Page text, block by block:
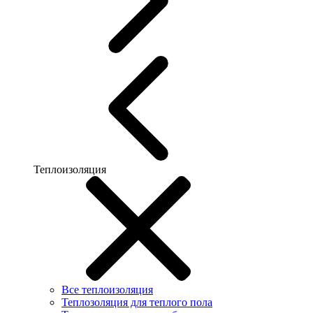
Теплоизоляция
Все теплоизоляция
Теплозоляция для теплого пола